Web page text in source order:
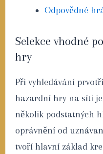
Odpovědné
Selekce vhodné
hry
Při vyhledávání
hazardní hry na síti
několik podstatných
oprávnění od
tvoří hlavní základ